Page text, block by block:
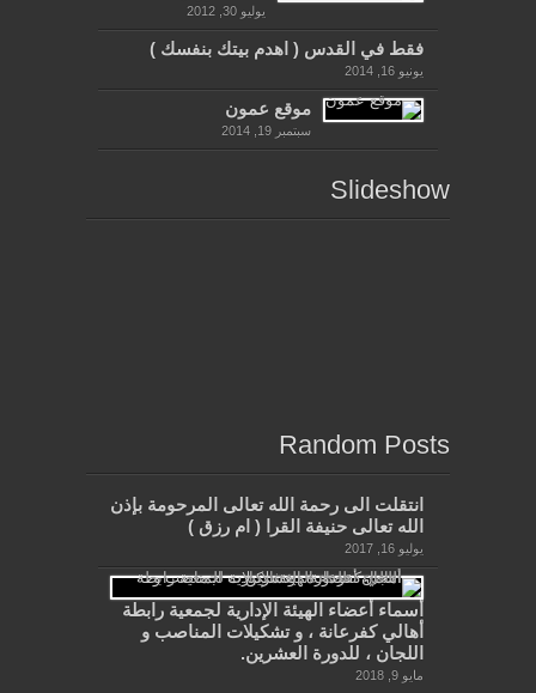
يوليو 30, 2012
فقط في القدس ( اهدم بيتك بنفسك )
يونيو 16, 2014
موقع عمون
سبتمبر 19, 2014
Slideshow
Random Posts
انتقلت الى رحمة الله تعالى المرحومة بإذن
الله تعالى حنيفة القرا ( ام رزق )
يوليو 16, 2017
أسماء أعضاء الهيئة الإدارية لجمعية رابطة
أهالي كفرعانة ، و تشكيلات المناصب و
اللجان ، للدورة العشرين.
مايو 9, 2018